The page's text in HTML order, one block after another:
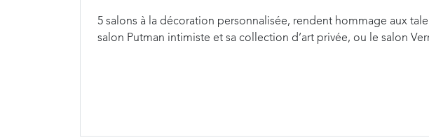
5 salons à la décoration personnalisée, rendent hommage aux
salon Putman intimiste et sa collection d’art privée, ou le salon